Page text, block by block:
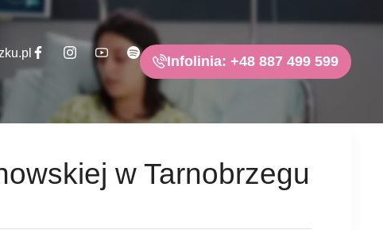
Infolinia: +48 887 499 599
w Tarnobrzegu